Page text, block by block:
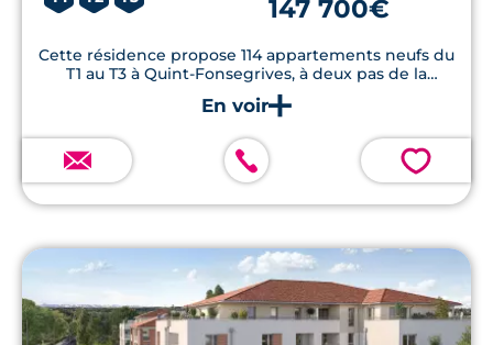
147 700€
Cette résidence propose 114 appartements neufs du
T1 au T3 à Quint-Fonsegrives, à deux pas de la
Clinique Croix du Sud.
💗